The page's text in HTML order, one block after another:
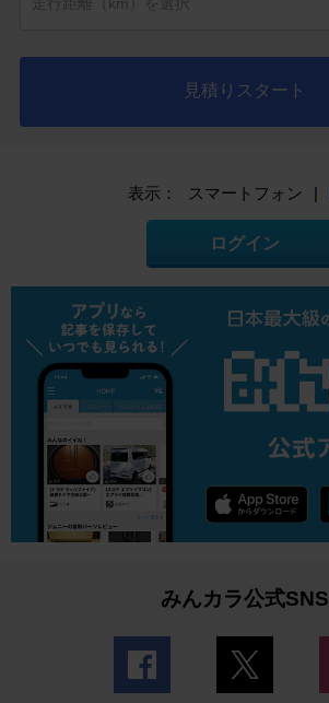
見積りスタート
表示： スマートフォン |
ログイン
みんカラ公式SNS